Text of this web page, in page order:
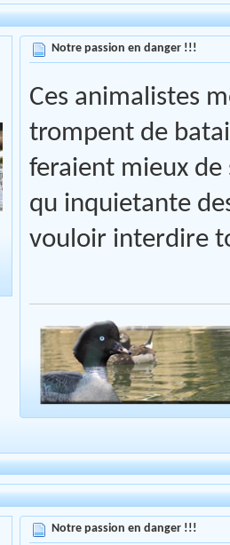
Notre passion en danger !!!
Ces animalistes
trompent de
feraient mieux
qu inquietante
vouloir interdire
Notre passion en danger !!!